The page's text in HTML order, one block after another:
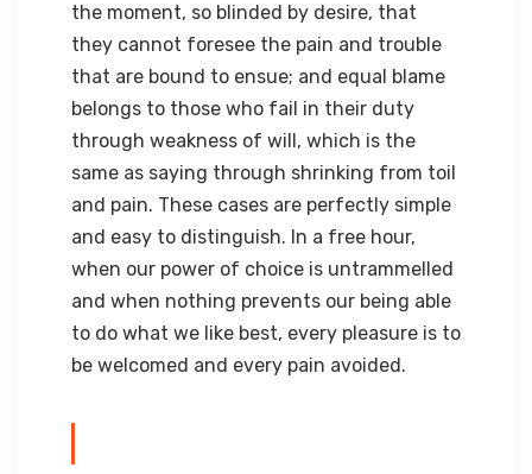
the moment, so blinded by desire, that
they cannot foresee the pain and trouble
that are bound to ensue; and equal blame
belongs to those who fail in their duty
through weakness of will, which is the
same as saying through shrinking from toil
and pain. These cases are perfectly simple
and easy to distinguish. In a free hour,
when our power of choice is untrammelled
and when nothing prevents our being able
to do what we like best, every pleasure is to
be welcomed and every pain avoided.